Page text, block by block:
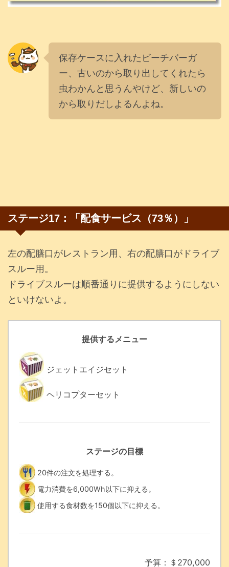
保存ケースに入れたビーチバーガ
ー、古いのから取り出してくれたら
虫わかんと思うんやけど、新しいの
から取りだしよるんよね。
ステージ17：「配食サービス（73％）」
左の配膳口がレストラン用、右の配膳口がドライブ
スルー用。
ドライブスルーは順番通りに提供するようにしない
といけないよ。
提供するメニュー
ジェットエイジセット
ヘリコプターセット
ステージの目標
20件の注文を処理する。
電力消費を6,000Wh以下に抑える。
使用する食材数を150個以下に抑える。
予算：＄270,000